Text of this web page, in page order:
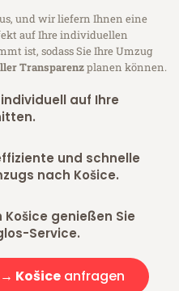
und wir liefern Ihnen eine
auf Ihre individuellen
ist, sodass Sie Ihre Umzug
Transparenzplanen können.
auf Ihre
und schnelle
nach Košice.
Košice genießen Sie
Service.
Košiceanfragen